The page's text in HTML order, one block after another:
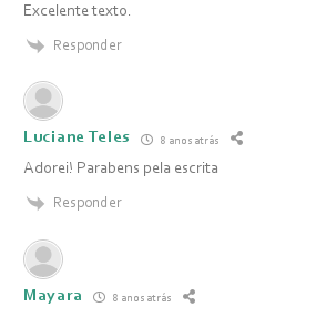
Excelente texto.
Responder
Luciane Teles 8 anos atrás
Adorei! Parabens pela escrita
Responder
Mayara 8 anos atrás